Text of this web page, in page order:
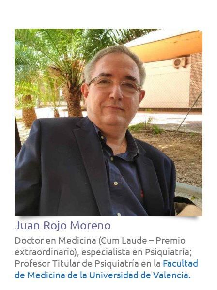
Juan Rojo Moreno
Doctor en Medicina (Cum Laude – Premio
extraordinario), especialista en Psiquiatría;
Profesor Titular de Psiquiatría en la Facultad
de Medicina de la Universidad de Valencia.